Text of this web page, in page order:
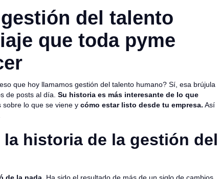
del talento
que toda pyme
eso que hoy llamamos gestión del talento humano? Sí, esa brújula
de posts al día. Su historia es más interesante de lo que
lo que se viene y cómo estar listo desde tu empresa. Así
la historia de la gestión del